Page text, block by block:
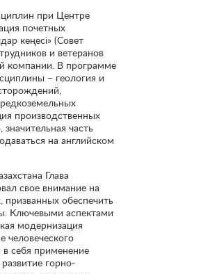
при Центре
почетных
кеңесі» (Совет
и ветеранов
компании. В программе
– геология и
производственных
часть
на английском
Глава
свое внимание на
призванных обеспечить
Ключевыми аспектами
модернизация
человеческого
себя применение
горно-